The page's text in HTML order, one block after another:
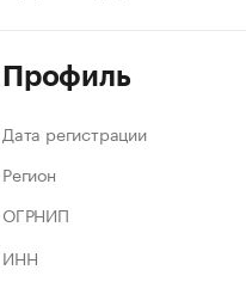
Профиль
Дата регистрации
Регион
ОГРНИП
ИНН